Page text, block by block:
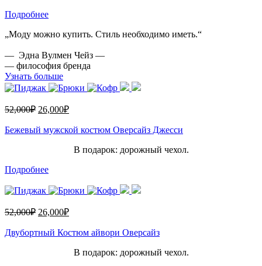
Подробнее
„Моду можно купить. Стиль необходимо иметь.“
— Эдна Вулмен Чейз —
— философия бренда
Узнать больше
52,000₽ 26,000₽
Бежевый мужской костюм Оверсайз Джесси
В подарок: дорожный чехол.
Подробнее
52,000₽ 26,000₽
Двубортный Костюм айвори Оверсайз
В подарок: дорожный чехол.